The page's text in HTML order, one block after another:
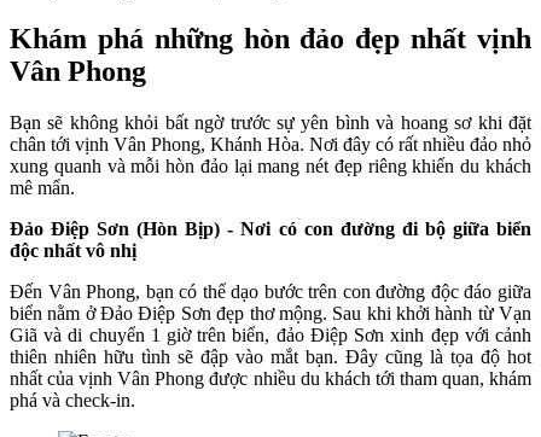
Khám phá những hòn đảo đẹp nhất vịnh
Vân Phong
Bạn sẽ không khỏi bất ngờ trước sự yên bình và hoang sơ khi đặt
chân tới vịnh Vân Phong, Khánh Hòa. Nơi đây có rất nhiều đảo nhỏ
xung quanh và mỗi hòn đảo lại mang nét đẹp riêng khiến du khách
mê mẩn.
Đảo Điệp Sơn (Hòn Bịp) - Nơi có con đường đi bộ giữa biển
độc nhất vô nhị
Đến Vân Phong, bạn có thể dạo bước trên con đường độc đáo giữa
biển nằm ở Đảo Điệp Sơn đẹp thơ mộng. Sau khi khởi hành từ Vạn
Giã và di chuyển 1 giờ trên biển, đảo Điệp Sơn xinh đẹp với cảnh
thiên nhiên hữu tình sẽ đập vào mắt bạn. Đây cũng là tọa độ hot
nhất của vịnh Vân Phong được nhiều du khách tới tham quan, khám
phá và check-in.